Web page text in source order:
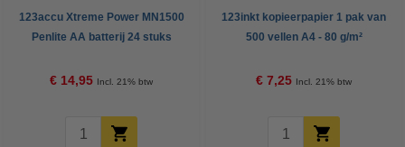
123accu Xtreme Power MN1500
Penlite AA batterij 24 stuks
€ 14,95 Incl. 21% btw
123inkt kopieerpapier 1 pak van
500 vellen A4 - 80 g/m²
€ 7,25 Incl. 21% btw